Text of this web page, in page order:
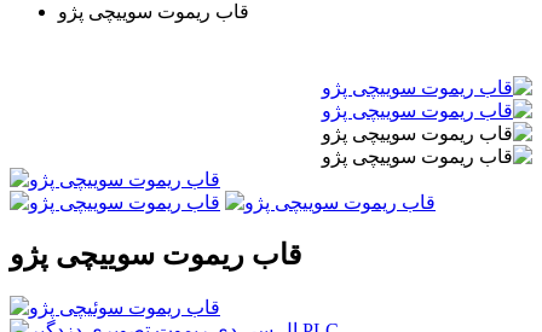
قاب ریموت سوییچی پژو
قاب ریموت سوییچی پژو